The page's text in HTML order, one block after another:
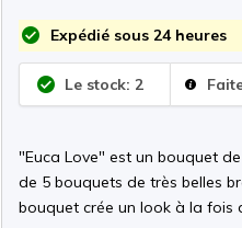
Expédié sous 24 heures
Le stock: 2
"Euca Love" est un bouquet
de 5 bouquets de très belles
bouquet crée un look à la fois